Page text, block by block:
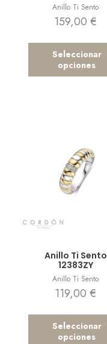
Anillo Ti Sento
159,00€
Seleccionar
opciones
Anillo Ti Sento
12383ZY
Anillo Ti Sento
119,00€
Seleccionar
opciones